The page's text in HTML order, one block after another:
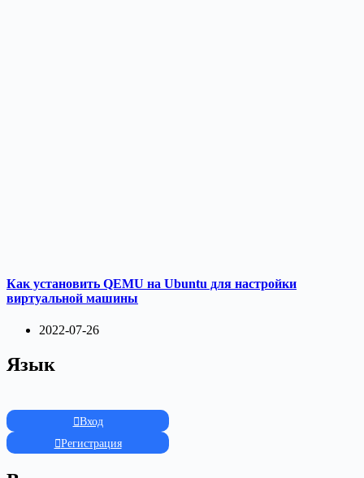
Как установить QEMU на Ubuntu для настройки
виртуальной машины
2022-07-26
Язык
Вход
Регистрация